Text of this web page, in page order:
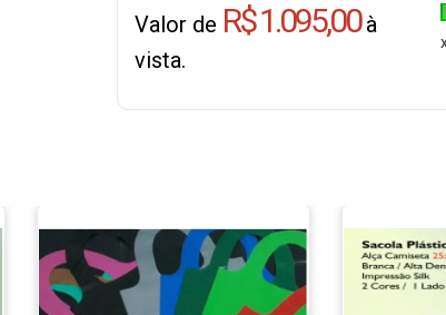
Valor de R$ 1.095,00à
vista.